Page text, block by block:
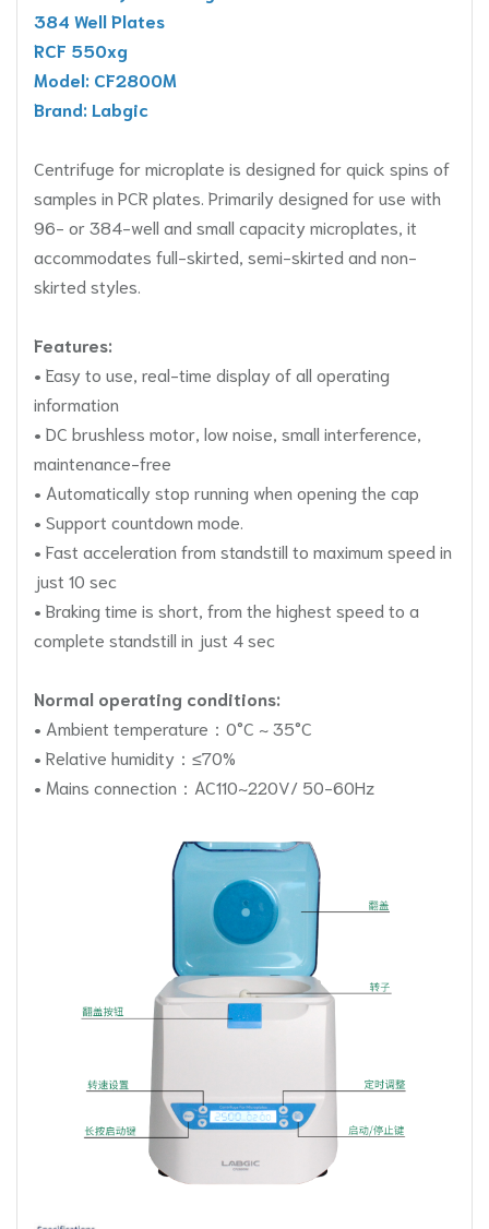
384 Well Plates
RCF 550xg
Model: CF2800M
Brand: Labgic
Centrifuge for microplate is designed for quick spins of
samples in PCR plates. Primarily designed for use with
96- or 384-well and small capacity microplates, it
accommodates full-skirted, semi-skirted and non-
skirted styles.
Features:
• Easy to use, real-time display of all operating
information
• DC brushless motor, low noise, small interference,
maintenance-free
• Automatically stop running when opening the cap
• Support countdown mode.
• Fast acceleration from standstill to maximum speed in
just 10 sec
• Braking time is short, from the highest speed to a
complete standstill in just 4 sec
Normal operating conditions:
• Ambient temperature：0°C ~ 35°C
• Relative humidity：≤70%
• Mains connection：AC110~220V/ 50-60Hz